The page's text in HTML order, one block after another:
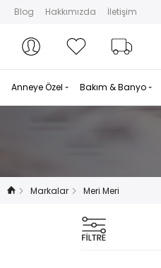
Blog Hakkımızda İletişim
Hesabım
Hesabım Favorilerim
Anneye Özel Bakım & Banyo
Markalar Meri Meri